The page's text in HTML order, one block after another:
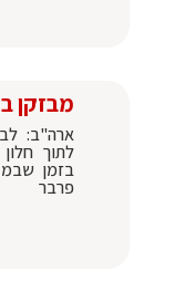
מבזקן
ארה"ב:
לתוך
בזמן
פרבר